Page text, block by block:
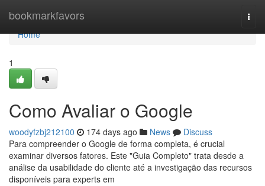
bookmarkfavors
Home
Home
1
Como Avaliar o Google
woodyfzbj212100 174 days ago News
Discuss
Para compreender o Google de forma completa, é crucial
examinar diversos fatores. Este "Guia Completo" trata desde a
análise da usabilidade do cliente até a investigação das recursos
disponíveis para experts em